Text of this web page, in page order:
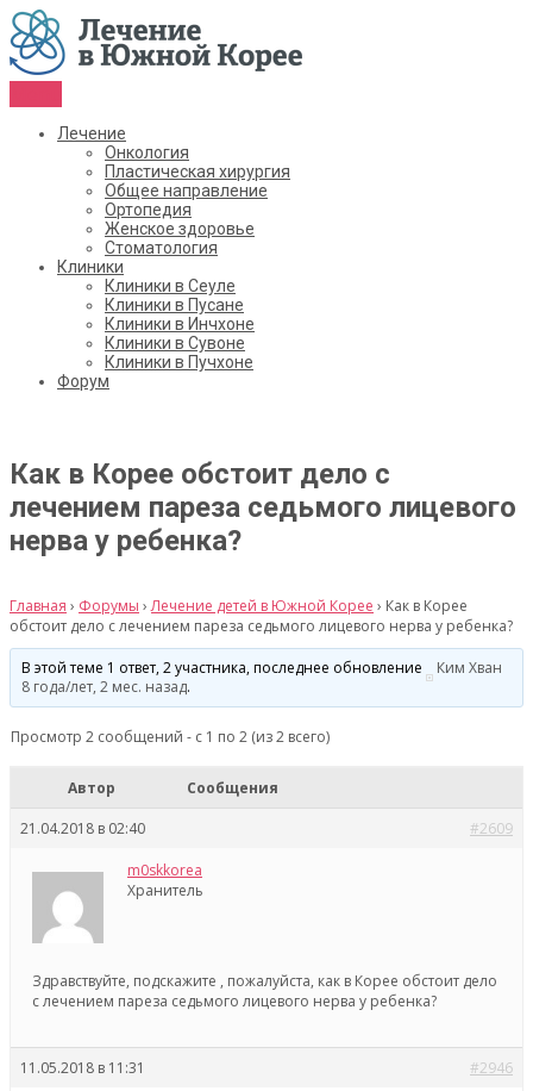
Лечение
Онкология
Пластическая хирургия
Общее направление
Ортопедия
Женское здоровье
Стоматология
Клиники
Клиники в Сеуле
Клиники в Пусане
Клиники в Инчхоне
Клиники в Сувоне
Клиники в Пучхоне
Форум
Как в Корее обстоит дело с
лечением пареза седьмого лицевого
нерва у ребенка?
Главная › Форумы › Лечение детей в Южной Корее › Как в Корее
обстоит дело с лечением пареза седьмого лицевого нерва у ребенка?
В этой теме 1 ответ, 2 участника, последнее обновление
Ким Хван
8 года/лет, 2 мес. назад.
Просмотр 2 сообщений - с 1 по 2 (из 2 всего)
Автор
Сообщения
21.04.2018 в 02:40
#2609
m0skkorea
Хранитель
Здравствуйте, подскажите , пожалуйста, как в Корее обстоит дело
с лечением пареза седьмого лицевого нерва у ребенка?
11.05.2018 в 11:31 #2946